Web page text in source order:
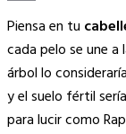
Copy
Link
Piensa en tu
cada pelo se une
árbol lo
y el suelo fértil
para lucir como